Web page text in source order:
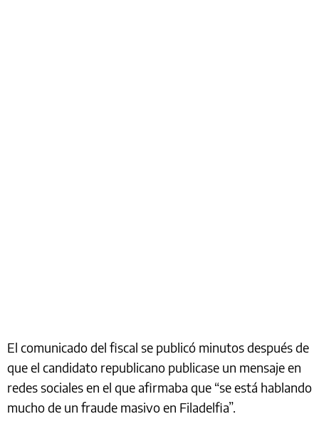
El comunicado del fiscal se publicó minutos después de
que el candidato republicano publicase un mensaje en
redes sociales en el que afirmaba que “se está hablando
mucho de un fraude masivo en Filadelfia”.